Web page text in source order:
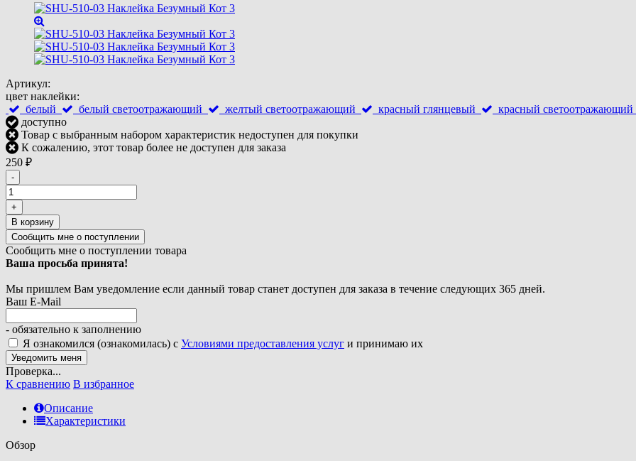
Артикул:
цвет наклейки:
белый
белый светоотражающий желтый светоотражающий красный глянцевый красный светоотражающий
доступно
Товар с выбранным набором характеристик недоступен для покупки
К сожалению, этот товар более не доступен для заказа
250 ₽
-
+
В корзину
Сообщить мне о поступлении товара
Ваша просьба принята!
Мы пришлем Вам уведомление если данный товар станет доступен для заказа в течение следующих 365 дней.
Ваш E-Mail
- обязательно к заполнению
Я ознакомился (ознакомилась) с Условиями предоставления услуг и принимаю их
Проверка...
К сравнению В избранное
Описание
Характеристики
Обзор